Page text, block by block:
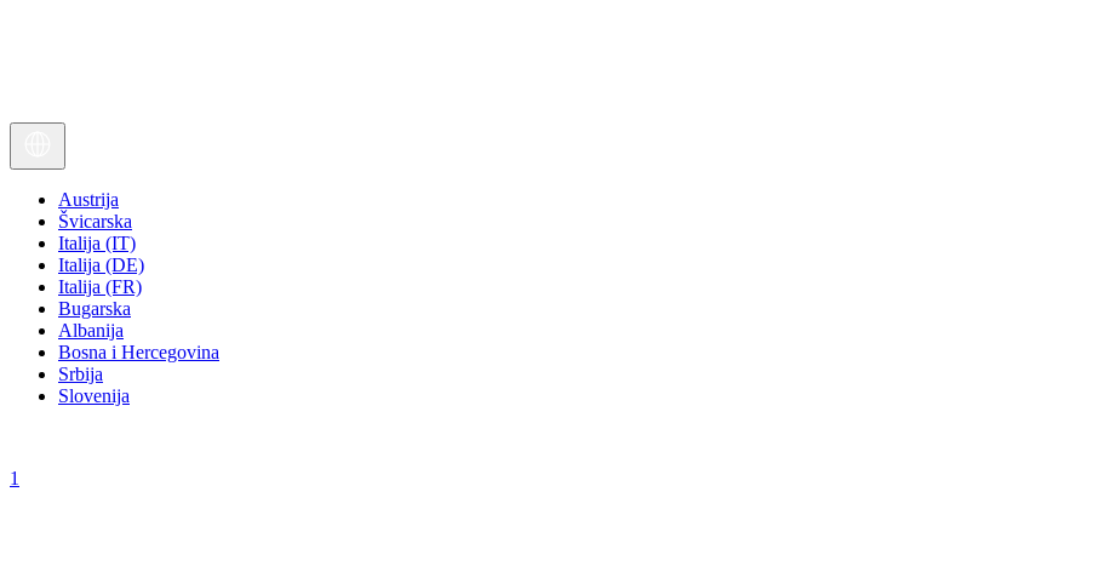
Austrija
Švicarska
Italija (IT)
Italija (DE)
Italija (FR)
Bugarska
Albanija
Bosna i Hercegovina
Srbija
Slovenija
1